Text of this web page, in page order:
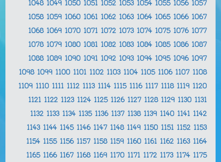
1048 1049 1050 1051 1052 1053 1054 1055 1056 1057
1058 1059 1060 1061 1062 1063 1064 1065 1066 1067
1068 1069 1070 1071 1072 1073 1074 1075 1076 1077
1078 1079 1080 1081 1082 1083 1084 1085 1086 1087
1088 1089 1090 1091 1092 1093 1094 1095 1096 1097
1098 1099 1100 1101 1102 1103 1104 1105 1106 1107 1108
1109 1110 1111 1112 1113 1114 1115 1116 1117 1118 1119 1120
1121 1122 1123 1124 1125 1126 1127 1128 1129 1130 1131
1132 1133 1134 1135 1136 1137 1138 1139 1140 1141 1142
1143 1144 1145 1146 1147 1148 1149 1150 1151 1152 1153
1154 1155 1156 1157 1158 1159 1160 1161 1162 1163 1164
1165 1166 1167 1168 1169 1170 1171 1172 1173 1174 1175